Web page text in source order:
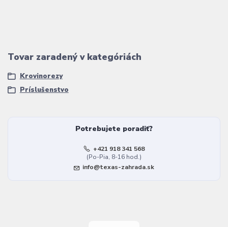
Tovar zaradený v kategóriách
Krovinorezy
Príslušenstvo
Potrebujete poradiť?
+421 918 341 568
(Po-Pia, 8-16 hod.)
info@texas-zahrada.sk